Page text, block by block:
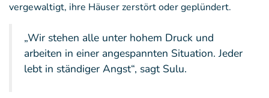
vergewaltigt, ihre Häuser zerstört oder geplündert.
„Wir stehen alle unter hohem Druck und
arbeiten in einer angespannten Situation. Jeder
lebt in ständiger Angst“, sagt Sulu.